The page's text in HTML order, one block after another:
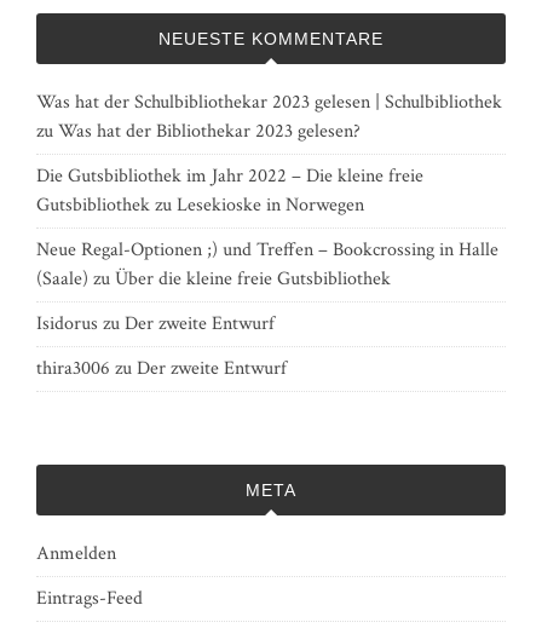
NEUESTE KOMMENTARE
Was hat der Schulbibliothekar 2023 gelesen | Schulbibliothek
zuWas hat der Bibliothekar 2023 gelesen?
Die Gutsbibliothek im Jahr 2022 – Die kleine freie
GutsbibliothekzuLesekioske in Norwegen
Neue Regal-Optionen ;) und Treffen – Bookcrossing in Halle
(Saale) zuÜber die kleine freie Gutsbibliothek
Isidorus zuDer zweite Entwurf
thira3006 zuDer zweite Entwurf
META
Anmelden
Eintrags-Feed